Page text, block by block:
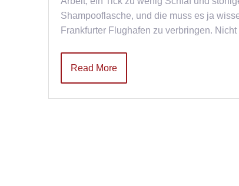
Shampooflasche, und die muss es ja
Frankfurter Flughafen zu verbringen.
Read More